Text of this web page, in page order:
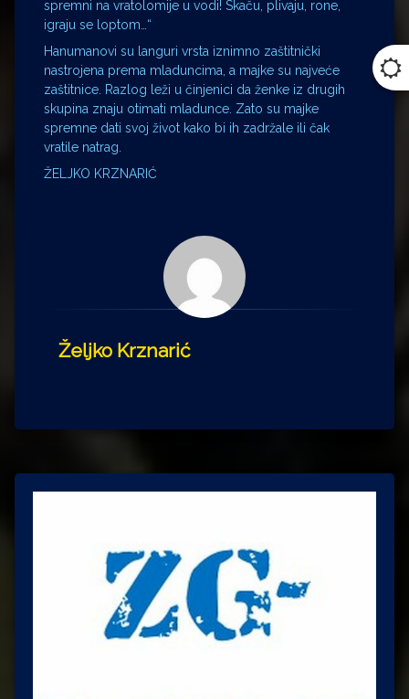
spremni na vratolomije u vodi! Skaču, plivaju, rone,
igraju se loptom…“
Hanumanovi su languri vrsta iznimno zaštitnički
nastrojena prema mladuncima, a majke su najveće
zaštitnice. Razlog leži u činjenici da ženke iz drugih
skupina znaju otimati mladunce. Zato su majke
spremne dati svoj život kako bi ih zadržale ili čak
vratile natrag.
ŽELJKO KRZNARIĆ
Željko Krznarić